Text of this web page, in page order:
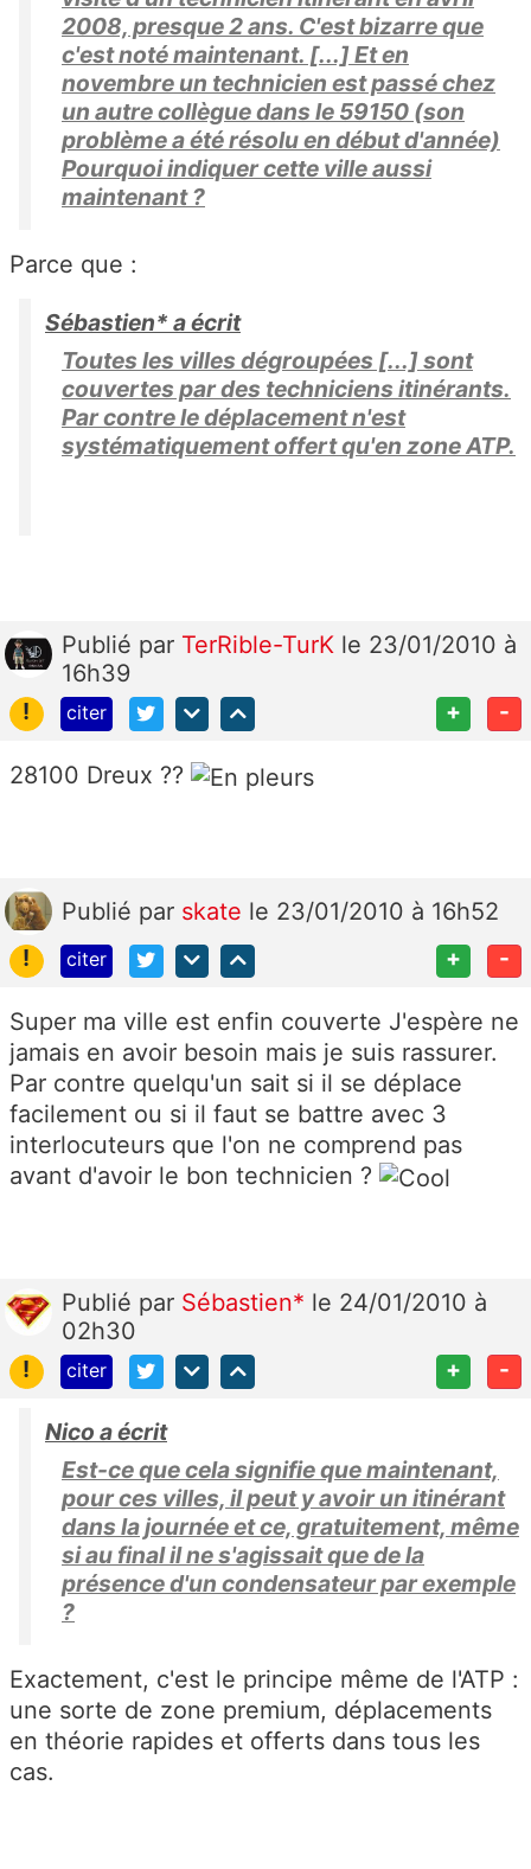
2008, presque 2 ans. C'est bizarre que
c'est noté maintenant. [...] Et en
novembre un technicien est passé chez
un autre collègue dans le 59150 (son
problème a été résolu en début d'année)
Pourquoi indiquer cette ville aussi
maintenant ?
Parce que :
Sébastien* a écrit
Toutes les villes dégroupées [...] sont
couvertes par des techniciens itinérants.
Par contre le déplacement n'est
systématiquement offert qu'en zone ATP.
Publié par TerRible-TurK le 23/01/2010 à
16h39
!
citer + -
28100 Dreux ??
Publié par skate le 23/01/2010 à 16h52
!
citer + -
Super ma ville est enfin couverte J'espère ne
jamais en avoir besoin mais je suis rassurer.
Par contre quelqu'un sait si il se déplace
facilement ou si il faut se battre avec 3
interlocuteurs que l'on ne comprend pas
avant d'avoir le bon technicien ?
Publié par Sébastien* le 24/01/2010 à
02h30
!
citer + -
Nico a écrit
Est-ce que cela signifie que maintenant,
pour ces villes, il peut y avoir un itinérant
dans la journée et ce, gratuitement, même
si au final il ne s'agissait que de la
présence d'un condensateur par exemple
?
Exactement, c'est le principe même de l'ATP :
une sorte de zone premium, déplacements
en théorie rapides et offerts dans tous les
cas.